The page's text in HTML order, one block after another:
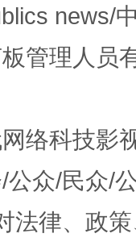
news/
管理人员
络科技影
众/民众/
法律、政